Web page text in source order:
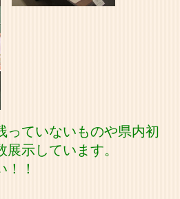
っていないものや県内初
示しています。
！